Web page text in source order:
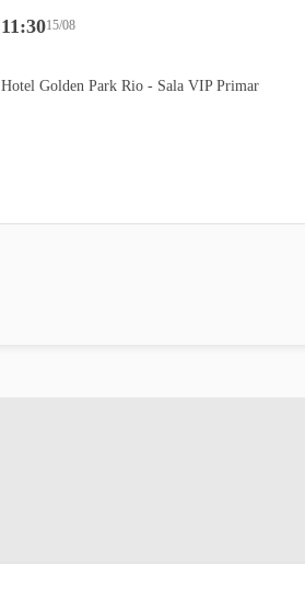
11:3015/08
Hotel Golden Park Rio - Sala VIP Primar